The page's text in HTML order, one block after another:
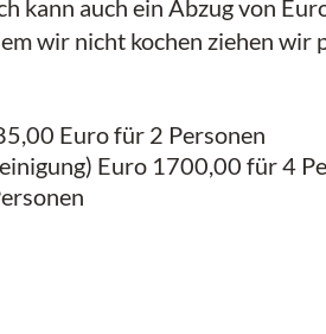
auch ein Abzug von
wir nicht kochen ziehen wir
Euro für 2 Personen
Euro 1700,00 für 4